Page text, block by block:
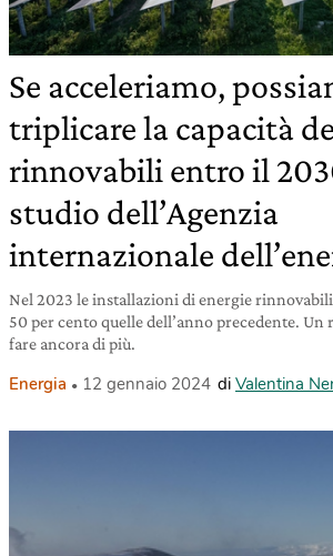
Se acceleriamo,
triplicare la capacità
rinnovabili entro il
studio dell’Agenzia
internazionale
Nel 2023 le installazioni di energie
50 per cento quelle dell’anno precedente. Un
fare ancora di più.
Energia 12 gennaio 2024 di Valentina